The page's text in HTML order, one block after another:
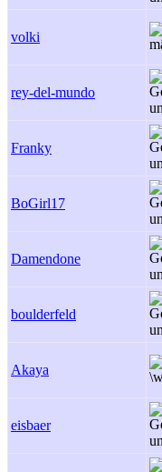
volki
rey-del-mundo
Franky
BoGirl17
Damendone
boulderfeld
Akaya
eisbaer